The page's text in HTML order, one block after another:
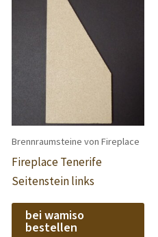
Brennraumsteine von Fireplace
Fireplace Tenerife
Seitenstein links
bei wamiso
bestellen